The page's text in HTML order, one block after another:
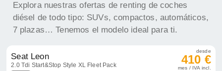
Explora nuestras ofertas de renting de coches
diésel de todo tipo: SUVs, compactos, automáticos,
7 plazas… Tenemos el modelo ideal para ti.
Seat Leon
2.0 Tdi Start&Stop Style XL Fleet Pack
desde
410 €
mes / IVA incl.